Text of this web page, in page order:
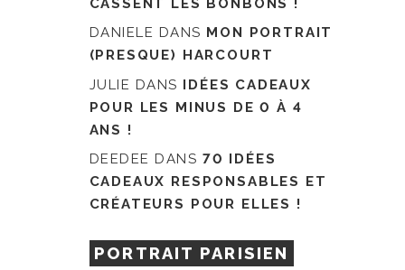
CASSENT LES BONBONS !
DANIELE DANS MON PORTRAIT
(PRESQUE) HARCOURT
JULIE DANS IDÉES CADEAUX
POUR LES MINUS DE 0 À 4
ANS !
DEEDEE DANS 70 IDÉES
CADEAUX RESPONSABLES ET
CRÉATEURS POUR ELLES !
PORTRAIT PARISIEN